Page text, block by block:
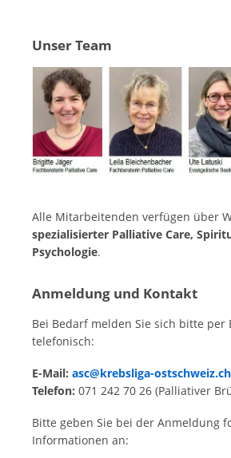
Unser Team
Alle Mitarbeitenden verfügen über
spezialisierter Palliative Care,
Psychologie.
Anmeldung und Kontakt
Bei Bedarf melden Sie sich bitte per
telefonisch:
E-Mail: asc@krebsliga-ostschweiz.ch
Telefon: 071 242 70 26 (Palliativer
Bitte geben Sie bei der Anmeldung
Informationen an: